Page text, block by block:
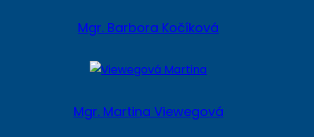
Mgr. Barbora Kočíková
Mgr. Martina Viewegová